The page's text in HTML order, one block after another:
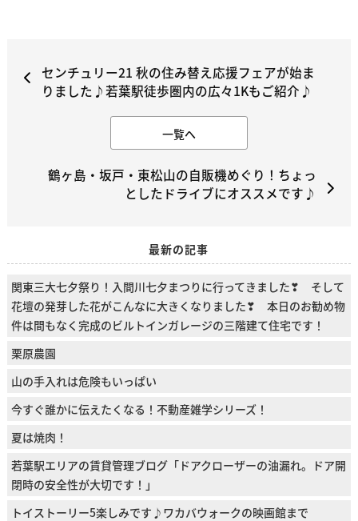
センチュリー21 秋の住み替え応援フェアが始ま
りました♪若葉駅徒歩圏内の広々1Kもご紹介♪
一覧へ
鶴ヶ島・坂戸・東松山の自販機めぐり！ちょっ
としたドライブにオススメです♪
最新の記事
関東三大七夕祭り！入間川七夕まつりに行ってきました❣ そして
花壇の発芽した花がこんなに大きくなりました❣ 本日のお勧め物
件は間もなく完成のビルトインガレージの三階建て住宅です！
栗原農園
山の手入れは危険もいっぱい
今すぐ誰かに伝えたくなる！不動産雑学シリーズ！
夏は焼肉！
若葉駅エリアの賃貸管理ブログ「ドアクローザーの油漏れ。ドア開
閉時の安全性が大切です！」
トイストーリー5楽しみです♪ワカバウォークの映画館まで